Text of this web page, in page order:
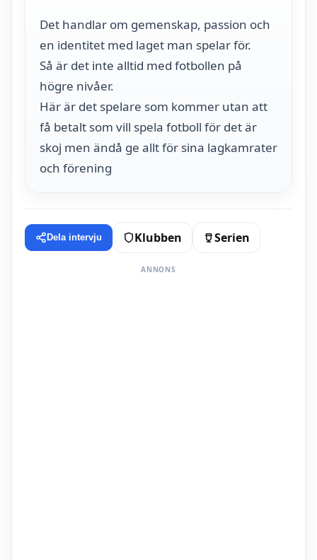
Det handlar om gemenskap, passion och
en identitet med laget man spelar för.
Så är det inte alltid med fotbollen på
högre nivåer.
Här är det spelare som kommer utan att
få betalt som vill spela fotboll för det är
skoj men ändå ge allt för sina lagkamrater
och förening
Dela intervju Klubben Serien
ANNONS